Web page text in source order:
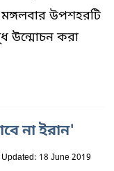
উপশহরটি
উন্মোচন করা
না ইরান'
Updated: 18 June 2019